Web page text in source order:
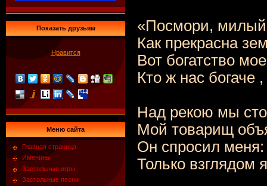
Показать друзьям
Нравится
Меню сайта
Главная страница
Именины
Застольные игры
Застольные песни
«Посмори, милый
Как прекрасна
Вот богатство
Кто ж нас богаче
Над рекою мы
Мой товарищ
Он спросил
Только взглядом